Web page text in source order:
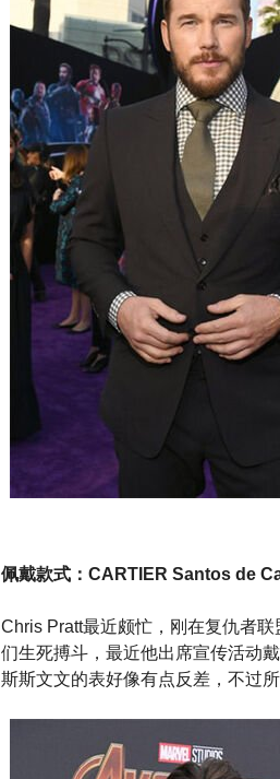
佩戴款式：CARTIER Santos de
Chris Pratt最近颇忙，刚在复仇者
们生死搏斗，最近他出席宣传活动
斯斯文文的表好像有点反差，不过